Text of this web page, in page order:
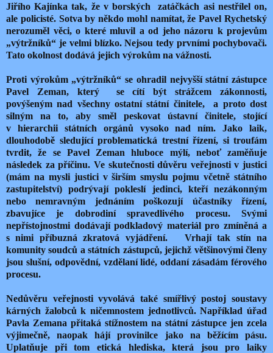
Jiřího Kajínka tak, že v borských zatáčkách asi nestřílel on,
ale policisté. Sotva by někdo mohl namítat, že Pavel Rychetský
nerozuměl věci, o které mluvil a od jeho názoru k projevům
„výtržníků“ je velmi blízko. Nejsou tedy prvními pochybovači.
Tato okolnost dodává jejich výrokům na vážnosti.
Proti výrokům „výtržníků“ se ohradil nejvyšší státní zástupce
Pavel Zeman, který se cítí být strážcem zákonnosti,
povýšeným nad všechny ostatní státní činitele, a proto dost
silným na to, aby směl peskovat ústavní činitele, stojící
v hierarchii státních orgánů vysoko nad ním. Jako laik,
dlouhodobě sledující problematická trestní řízení, si troufám
tvrdit, že se Pavel Zeman hluboce mýlí, neboť zaměňuje
následek za příčinu. Ve skutečnosti důvěru veřejnosti v justici
(mám na mysli justici v širším smyslu pojmu včetně státního
zastupitelství) podrývají pokleslí jedinci, kteří nezákonným
nebo nemravným jednáním poškozují účastníky řízení,
zbavujíce je dobrodiní spravedlivého procesu. Svými
nepřístojnostmi dodávají podkladový materiál pro zmíněná a
s nimi příbuzná zkratová vyjádření. Vrhají tak stín na
komunity soudců a státních zástupců, jejichž většinovými členy
jsou slušní, odpovědní, vzdělaní lidé, oddaní zásadám férového
procesu.
Nedůvěru veřejnosti vyvolává také smířlivý postoj soustavy
kárných žalobců k ničemnostem jednotlivců. Například úřad
Pavla Zemana přitaká stížnostem na státní zástupce jen zcela
výjimečně, naopak hájí provinilce jako na běžícím pásu.
Uplatňuje při tom etická hlediska, která jsou pro laiky